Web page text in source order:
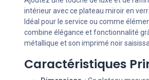
intérieur avec ce plateau miroir en
Idéal pour le service ou comme
combine élégance et fonctionnalité
métallique et son imprimé noir
Caractéristiques